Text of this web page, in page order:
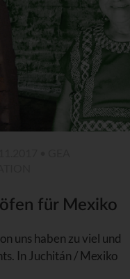
für Mexiko
uns haben zu viel und
In Juchitán / Mexiko